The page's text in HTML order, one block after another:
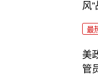
风
最
美
管